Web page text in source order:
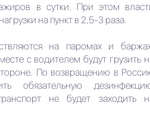
в сутки. При этом
на пункт в 2,5-3 раза.
на паромах и
с водителем будут грузить
По возвращению в
обязательную
не будет заходить